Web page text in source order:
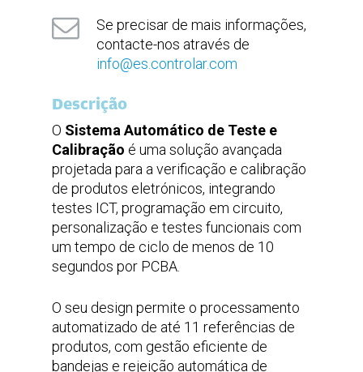
Se precisar de mais informações,
contacte-nos através de
info@es.controlar.com
Descrição
O Sistema Automático de Teste e
Calibração é uma solução avançada
projetada para a verificação e calibração
de produtos eletrónicos, integrando
testes ICT, programação em circuito,
personalização e testes funcionais com
um tempo de ciclo de menos de 10
segundos por PCBA.
O seu design permite o processamento
automatizado de até 11 referências de
produtos, com gestão eficiente de
bandejas e rejeição automática de